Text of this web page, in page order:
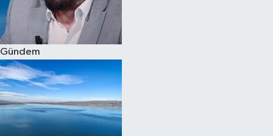
Gündem
Spor
Burç Yorumları
Çocuk
Eğitim